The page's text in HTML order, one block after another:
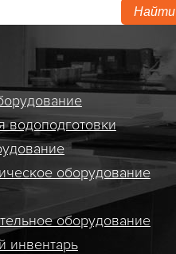
Найти
водоподготовки
оборудование
оборудование
инвентарь